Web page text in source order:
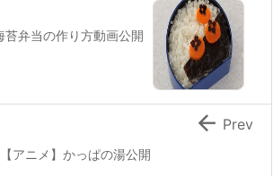
苔弁当の作り方動画公開
【アニメ】かっぱの湯公開
 Prev